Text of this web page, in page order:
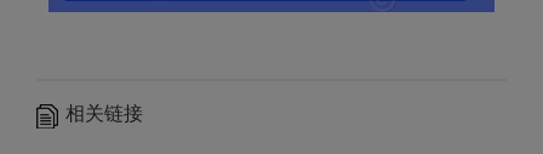
相关链接